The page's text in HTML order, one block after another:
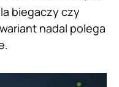
biegaczy czy
nadal polega